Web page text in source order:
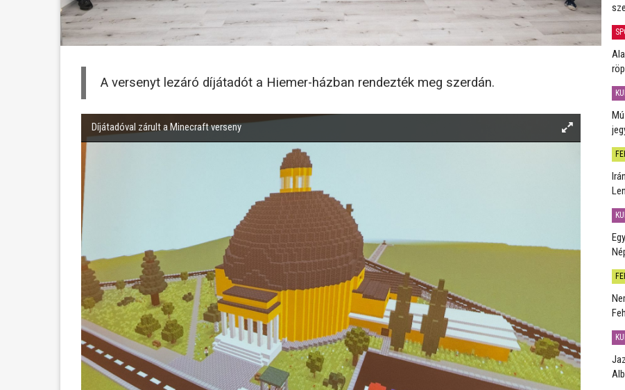
A versenyt lezáró díjátadót a Hiemer-házban rendezték meg szerdán.
Díjátadóval zárult a Minecraft verseny